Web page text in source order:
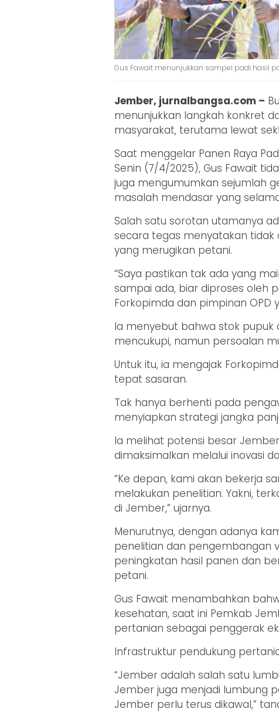
Gus Fawait menunjukkan sampel padi hasil
Jember, jurnalbangsa.com –
menunjukkan langkah konkret
masyarakat, terutama lewat
Saat menggelar Panen Raya
Senin (7/4/2025), Gus Fawait
juga mengumumkan sejumlah
masalah mendasar yang
Salah satu sorotan utamanya
secara tegas menyatakan
yang merugikan petani.
“Saya pastikan tak ada yang
sampai ada, biar diproses oleh
Forkopimda dan pimpinan
Ia menyebut bahwa stok
mencukupi, namun persoalan
Untuk itu, ia mengajak
tepat sasaran.
Tak hanya berhenti pada
menyiapkan strategi jangka
Ia melihat potensi besar
dimaksimalkan melalui inovasi
“Ke depan, kami akan bekerja
melakukan penelitian. Yakni,
di Jember,” ujarnya.
Menurutnya, dengan adanya
penelitian dan pengembangan
peningkatan hasil panen dan
petani.
Gus Fawait menambahkan
kesehatan, saat ini Pemkab
pertanian sebagai penggerak
Infrastruktur pendukung
“Jember adalah salah satu
Jember juga menjadi lumbung
Jember perlu terus dikawal,”